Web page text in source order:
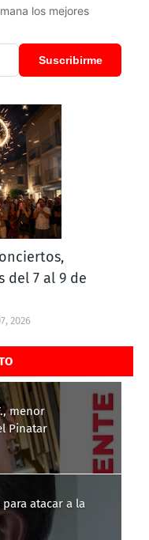
los mejores
Suscribirme
del 7 al 9 de
2026
menor
Pinatar
atacar a la